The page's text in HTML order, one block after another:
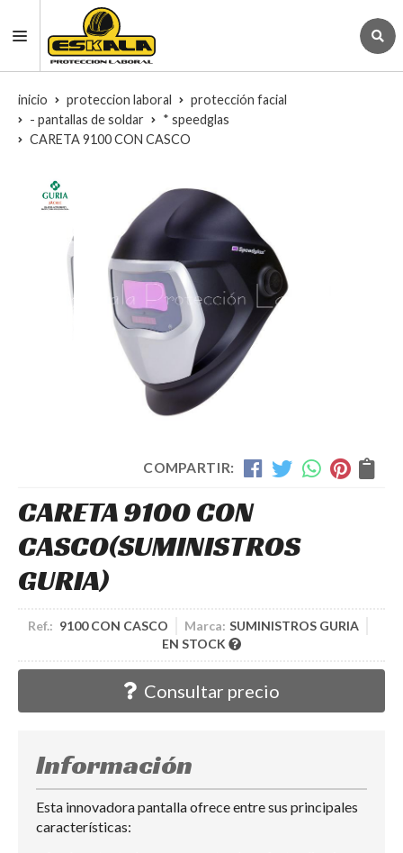
inicio proteccion laboral
protección facial
- pantallas de soldar
* speedglas
CARETA 9100 CON CASCO
COMPARTIR:
CARETA 9100 CON
CASCO(SUMINISTROS
GURIA)
Ref.: 9100 CON CASCO Marca: SUMINISTROS GURIA
EN STOCK
Consultar precio
Información
Esta innovadora pantalla ofrece entre sus principales
características: